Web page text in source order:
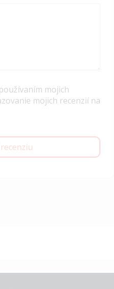
mojich
mojich recenzií na